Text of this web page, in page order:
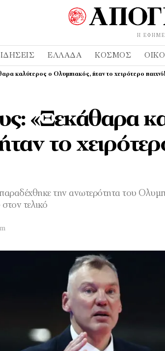
Η
ΕΛΛΆΔΑ ΚΌΣΜΟΣ
καλύτερος ο Ολυμπιακός, ήταν το χειρότερο
«Ξεκάθαρα
το
την ανωτερότητα του
τελικό